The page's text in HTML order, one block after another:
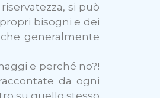
si può
bisogni e dei
generalmente
e perché no?!
da ogni
su quello stesso